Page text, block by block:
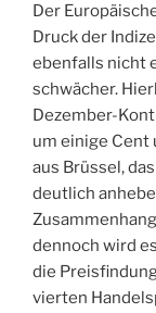
Der
Druck der
ebenfalls nicht
schwächer.
Dezember-
um einige
aus Brüssel,
deutlich
dennoch wird
die
vierten